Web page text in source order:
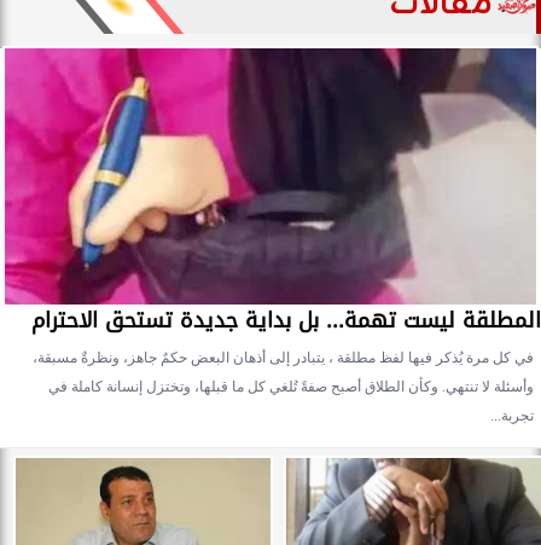
المطلقة ليست تهمة... بل بداية جديدة تستحق الاحترام
في كل مرة يُذكر فيها لفظ مطلقة ، يتبادر إلى أذهان البعض حكمٌ جاهز، ونظرةٌ مسبقة،
وأسئلة لا تنتهي. وكأن الطلاق أصبح صفةً تُلغي كل ما قبلها، وتختزل إنسانة كاملة في
تجربة...